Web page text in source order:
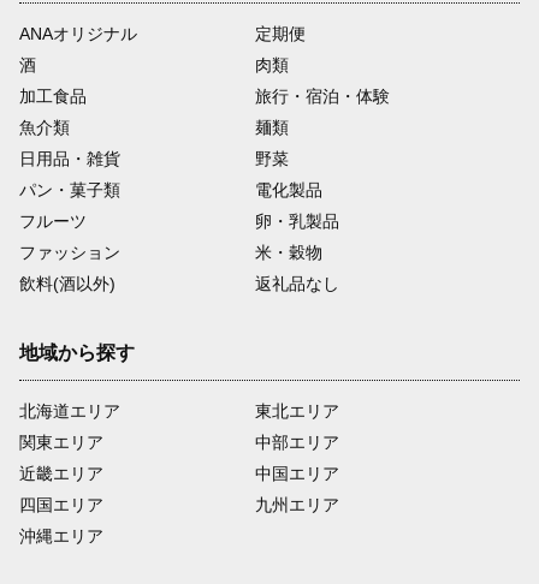
ANAオリジナル
定期便
酒
肉類
加工食品
旅行・宿泊・体験
魚介類
麺類
日用品・雑貨
野菜
パン・菓子類
電化製品
フルーツ
卵・乳製品
ファッション
米・穀物
飲料(酒以外)
返礼品なし
地域から探す
北海道エリア
関東エリア
近畿エリア
四国エリア
沖縄エリア
東北エリア
中部エリア
中国エリア
九州エリア